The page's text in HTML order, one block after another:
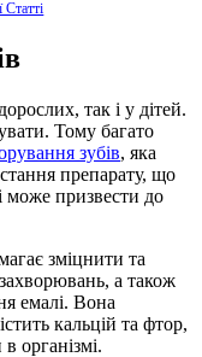
Статті
так і у дітей.
Тому багато
зубів, яка
препарату, що
може призвести до
зміцнити та
а також
емалі. Вона
кальцій та фтор,
організмі.